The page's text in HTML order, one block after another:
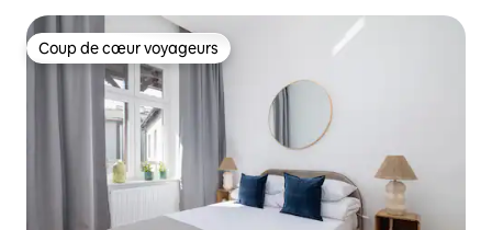
Coup de cœur voyageurs
Coup de cœur voyageurs